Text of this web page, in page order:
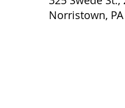
Norristown, PA